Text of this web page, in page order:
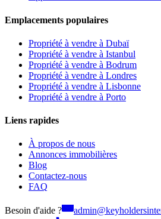
Emplacements populaires
Propriété à vendre à Dubaï
Propriété à vendre à Istanbul
Propriété à vendre à Bodrum
Propriété à vendre à Londres
Propriété à vendre à Lisbonne
Propriété à vendre à Porto
Liens rapides
À propos de nous
Annonces immobilières
Blog
Contactez-nous
FAQ
Besoin d'aide ?